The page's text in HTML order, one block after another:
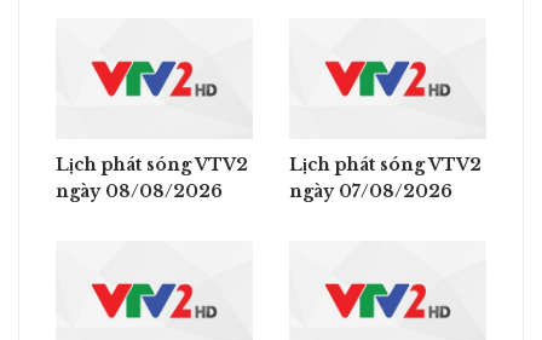
Lịch phát sóng VTV2
ngày 08/08/2026
Lịch phát sóng VTV2
ngày 07/08/2026